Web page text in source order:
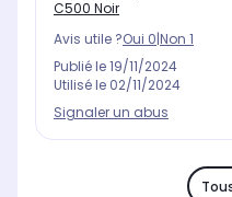
C500 Noir
Avis utile ?Oui 0|Non 1
Publié le19/11/2024
Utilisé le 02/11/2024
Signaler un abus